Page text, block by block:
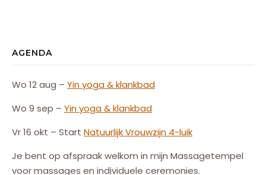
AGENDA
Wo 12 aug – Yin yoga & klankbad
Wo 9 sep – Yin yoga & klankbad
Vr 16 okt – Start NatuurlijkVrouwzijn 4-luik
Je bent op afspraak welkom in mijn Massagetempel
voor massages en individuele ceremonies.